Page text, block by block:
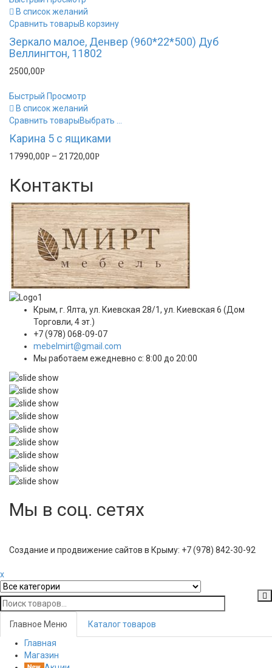
В список желаний
Сравнить товарыВ корзину
Зеркало малое, Денвер (960*22*500) Дуб
Веллингтон, 11802
2500,00Р
Быстрый Просмотр
В список желаний
Сравнить товарыВыбрать ...
Карина 5 с ящиками
17990,00Р – 21720,00Р
Контакты
Крым, г. Ялта, ул. Киевская 28/1, ул. Киевская 6 (Дом
Торговли, 4 эт.)
+7 (978) 068-09-07
mebelmirt@gmail.com
Мы работаем ежедневно с: 8:00 до 20:00
Мы в соц. сетях
Создание и продвижение сайтов в Крыму: +7 (978) 842-30-92
x
Главное Меню Каталог товаров
Главная
Магазин